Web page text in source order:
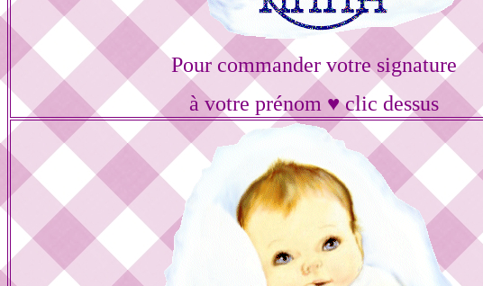
Pour commander votre signature
à votre prénom ♥ clic dessus